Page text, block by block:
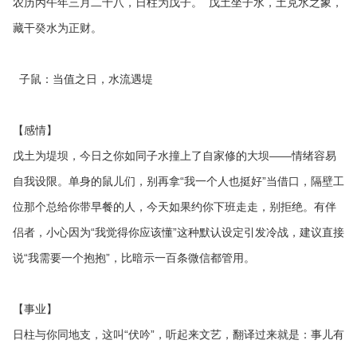
藏干癸水为正财。
子鼠：当值之日，水流遇堤
【感情】
戊土为堤坝，今日之你如同子水撞上了自家修的大坝——情绪容易
自我设限。单身的鼠儿们，别再拿“我一个人也挺好”当借口，隔壁工
位那个总给你带早餐的人，今天如果约你下班走走，别拒绝。有伴
侣者，小心因为“我觉得你应该懂”这种默认设定引发冷战，建议直接
说“我需要一个抱抱”，比暗示一百条微信都管用。
【事业】
日柱与你同地支，这叫“伏吟”，听起来文艺，翻译过来就是：事儿有